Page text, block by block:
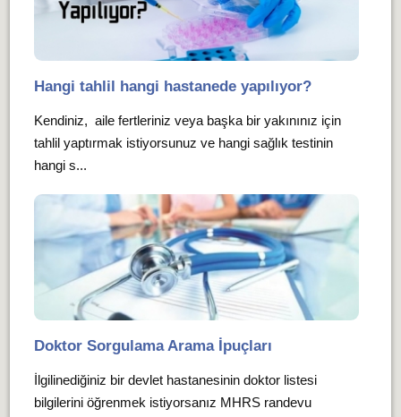
Hangi tahlil hangi hastanede yapılıyor?
Kendiniz, aile fertleriniz veya başka bir yakınınız için
tahlil yaptırmak istiyorsunuz ve hangi sağlık testinin
hangi s...
Doktor Sorgulama Arama İpuçları
İlgilinediğiniz bir devlet hastanesinin doktor listesi
bilgilerini öğrenmek istiyorsanız MHRS randevu